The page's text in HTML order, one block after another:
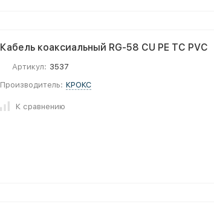
Кабель коаксиальный RG-58 CU PE TC PVC
Артикул: 3537
Производитель: КРОКС
К сравнению